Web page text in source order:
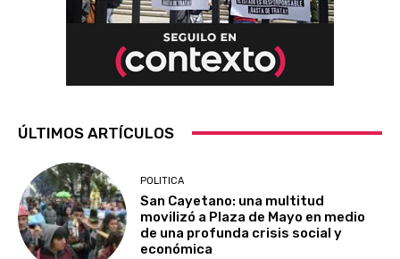
ÚLTIMOS ARTÍCULOS
POLITICA
San Cayetano: una multitud
movilizó a Plaza de Mayo en medio
de una profunda crisis social y
económica